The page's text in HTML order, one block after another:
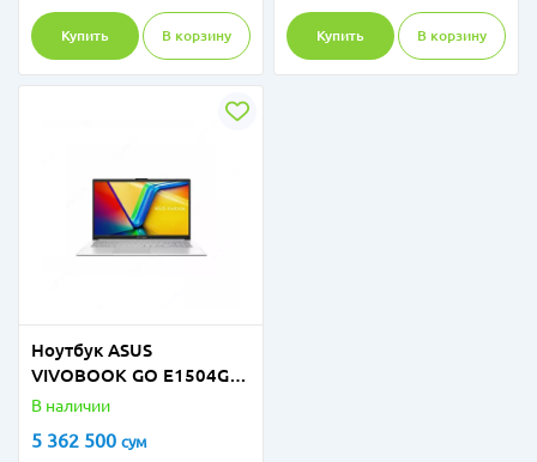
Купить В корзину Купить В корзину
Ноутбук ASUS
VIVOBOOK GO E1504GA
I3-N305 8GB 256GB 15,6
W11
В наличии
5 362 500 сум